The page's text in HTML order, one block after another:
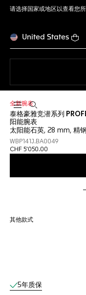
请选择国家或地区以查看您
United States
打开搜索
全新腕表
泰格豪雅竞潜系列
阳能腕表
太阳能石英, 28 mm, 精钢
WBP141J.BA0049
CHF 5'050.00
其他款式
线上服务
5年质保